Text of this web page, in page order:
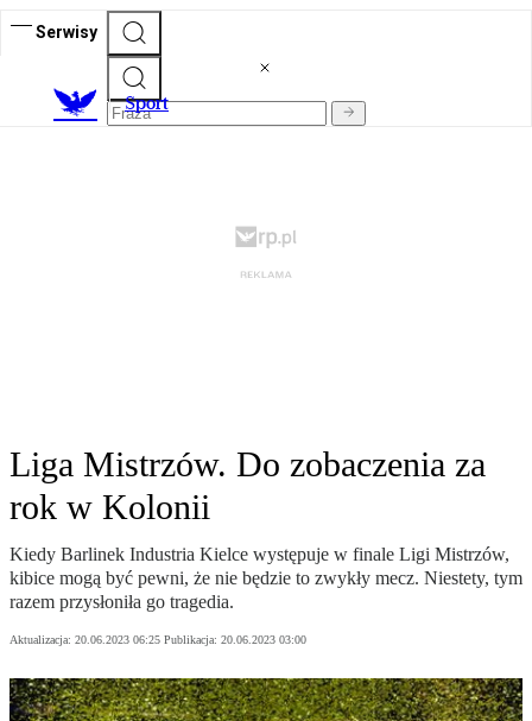
Serwisy
Sport
Liga Mistrzów. Do zobaczenia za
rok w Kolonii
Kiedy Barlinek Industria Kielce występuje w finale Ligi Mistrzów,
kibice mogą być pewni, że nie będzie to zwykły mecz. Niestety, tym
razem przysłoniła go tragedia.
Aktualizacja: 20.06.2023 06:25 Publikacja: 20.06.2023 03:00